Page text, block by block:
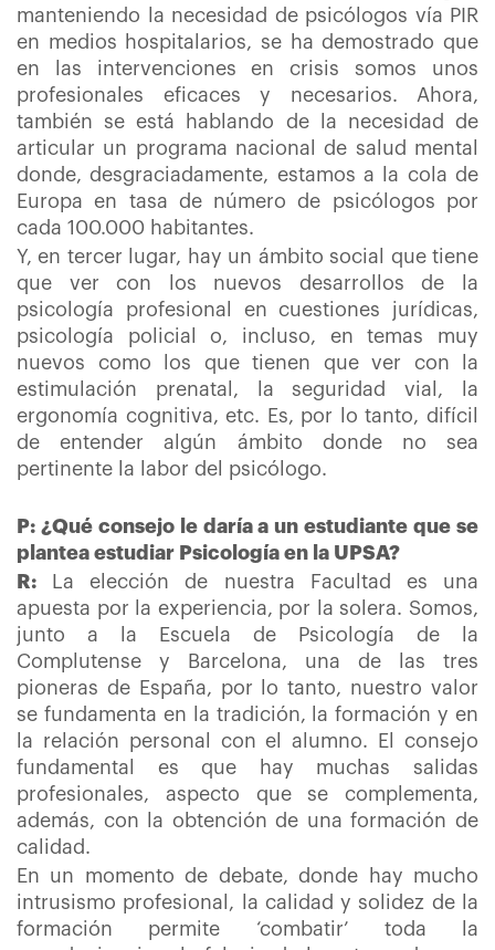
manteniendo la necesidad de psicólogos vía PIR
en medios hospitalarios, se ha demostrado que
en las intervenciones en crisis somos unos
profesionales eficaces y necesarios. Ahora,
también se está hablando de la necesidad de
articular un programa nacional de salud mental
donde, desgraciadamente, estamos a la cola de
Europa en tasa de número de psicólogos por
cada 100.000 habitantes.
Y, en tercer lugar, hay un ámbito social que tiene
que ver con los nuevos desarrollos de la
psicología profesional en cuestiones jurídicas,
psicología policial o, incluso, en temas muy
nuevos como los que tienen que ver con la
estimulación prenatal, la seguridad vial, la
ergonomía cognitiva, etc. Es, por lo tanto, difícil
de entender algún ámbito donde no sea
pertinente la labor del psicólogo.
P: ¿Qué consejo le daría a un estudiante que se
plantea estudiar Psicología en la UPSA?
R: La elección de nuestra Facultad es una
apuesta por la experiencia, por la solera. Somos,
junto a la Escuela de Psicología de la
Complutense y Barcelona, una de las tres
pioneras de España, por lo tanto, nuestro valor
se fundamenta en la tradición, la formación y en
la relación personal con el alumno. El consejo
fundamental es que hay muchas salidas
profesionales, aspecto que se complementa,
además, con la obtención de una formación de
calidad.
En un momento de debate, donde hay mucho
intrusismo profesional, la calidad y solidez de la
formación permite ‘combatir’ toda la